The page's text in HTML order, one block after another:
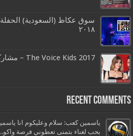
سوق عكاظ (السعودية) الحفلة
٢٠١٨
The Voice Kids 2017 – مشاركات فريق كاظم الساهر
Recent Comments
ياسمين كعب: سلام وعليكوم انا
بحب لغناء بتمنى تعطوني فرصة